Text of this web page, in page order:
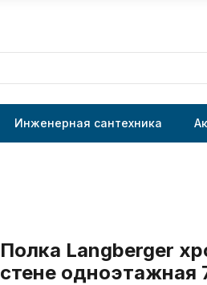
Инженерная сантехника
Полка Langberger
стене одноэтажная